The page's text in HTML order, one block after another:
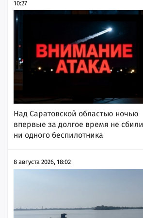
10:27
Над Саратовской областью ночью
впервые за долгое время не сбили
ни одного беспилотника
8 августа 2026, 18:02